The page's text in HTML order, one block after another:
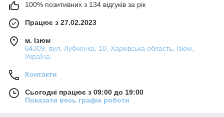
100% позитивних з 134 відгуків за рік
Працює з 27.02.2023
м. Ізюм
64309, вул. Лубченка, 10, Харківська область, Ізюм,
Україна
Контакти
Сьогодні працює з 09:00 до 19:00
Показати весь графік роботи